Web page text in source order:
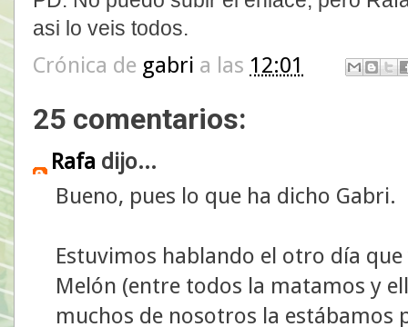
asi lo veis todos.
Crónica de gabri a las 12:01
25 comentarios:
Rafa dijo...
Bueno, pues lo que ha dicho Gabri.
Estuvimos hablando el otro día
Melón (entre todos la matamos y
muchos de nosotros la